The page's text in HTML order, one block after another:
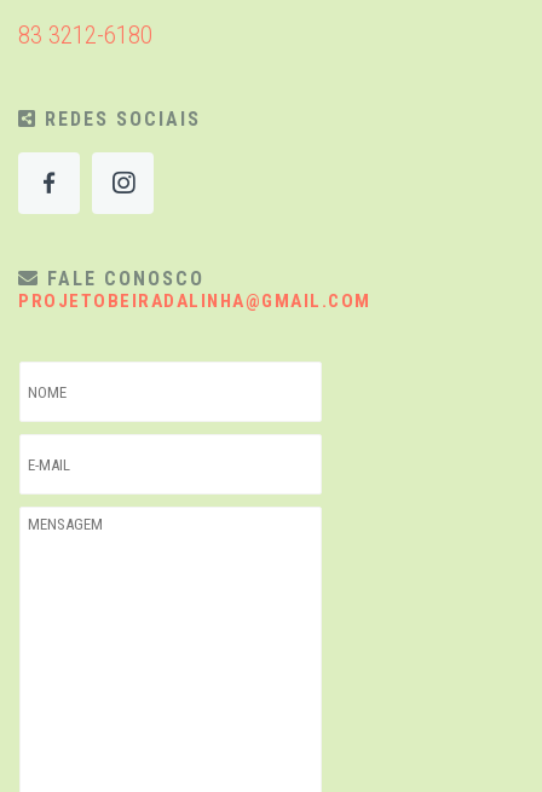
83 3212-6180
REDES SOCIAIS
FALE CONOSCO
PROJETOBEIRADALINHA@GMAIL.COM